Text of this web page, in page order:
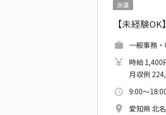
派遣
【未経験
一般事務
時給 1,400
月収例
9:00～
愛知県 北